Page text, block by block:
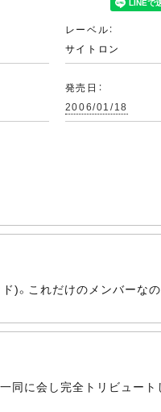
レーベル：
サイトロン
発売日：
2006/01/18
)。これだけのメンバーな
同に会し完全トリビュート